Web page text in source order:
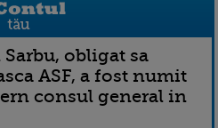
obligat sa
ASF, a fost numit
consul general in